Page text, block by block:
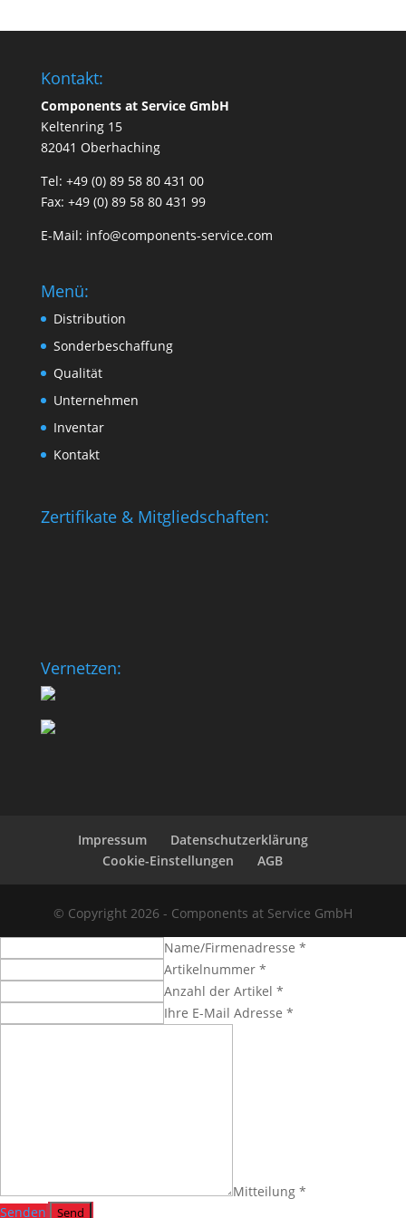
Kontakt:
Components at Service GmbH
Keltenring 15
82041 Oberhaching
Tel: +49 (0) 89 58 80 431 00
Fax: +49 (0) 89 58 80 431 99
E-Mail: info@components-service.com
Menü:
Distribution
Sonderbeschaffung
Qualität
Unternehmen
Inventar
Kontakt
Zertifikate & Mitgliedschaften:
Vernetzen:
Impressum
Datenschutzerklärung
Cookie-Einstellungen
AGB
© Copyright 2026 - Components at Service GmbH
Name/Firmenadresse *
Artikelnummer *
Anzahl der Artikel *
Ihre E-Mail Adresse *
Mitteilung *
Senden